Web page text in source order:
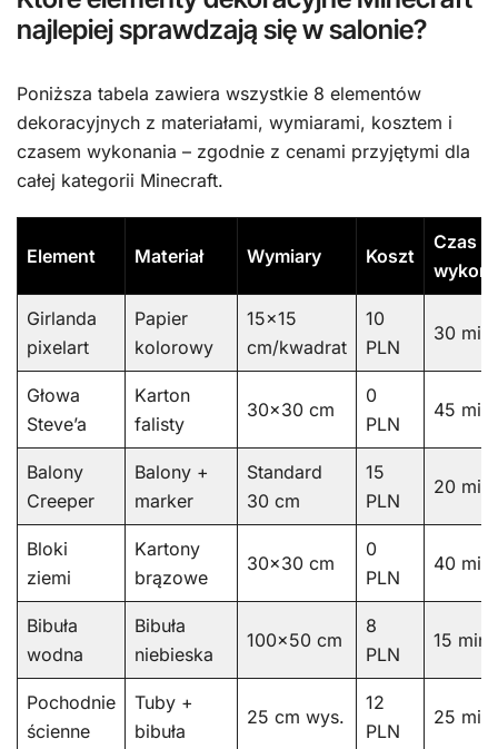
najlepiej sprawdzają się w salonie?
Poniższa tabela zawiera wszystkie 8 elementów
dekoracyjnych z materiałami, wymiarami, kosztem i
czasem wykonania – zgodnie z cenami przyjętymi dla
całej kategorii Minecraft.
Element Materiał Wymiary Koszt
Czas
Girlanda
pixelart
Papier
kolorowy
15×15
cm/kwadrat
10
PLN
30 min
Głowa
Steve’a
Karton
falisty
30×30 cm
0
PLN
45 min
Balony
Creeper
Balony +
marker
Standard
30 cm
15
PLN
20 min
Bloki
ziemi
Kartony
brązowe
30×30 cm
0
PLN
40 min
Bibuła
wodna
Bibuła
niebieska
100×50 cm
8
PLN
15 min
Pochodnie
ścienne
Tuby +
bibuła
25 cm wys.
12
PLN
25 min